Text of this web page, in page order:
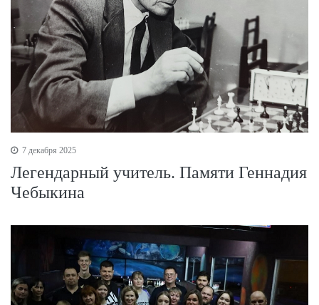
7 декабря 2025
Легендарный учитель. Памяти Геннадия
Чебыкина